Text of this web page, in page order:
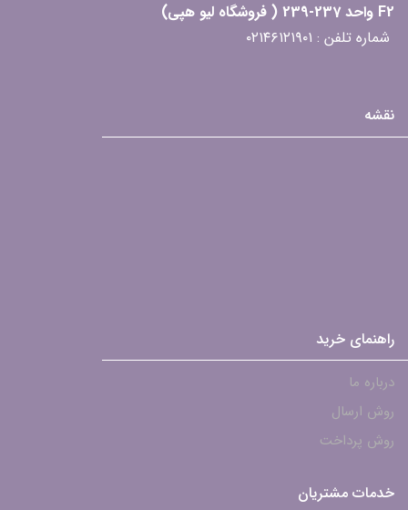
F2 واحد 237-239 ( فروشگاه لیو هپی)
شماره تلفن : ۰۲۱۴۶۱۲۱۹۰۱
نقشه
راهنمای خرید
درباره ما
روش ارسال
روش پرداخت
خدمات مشتریان